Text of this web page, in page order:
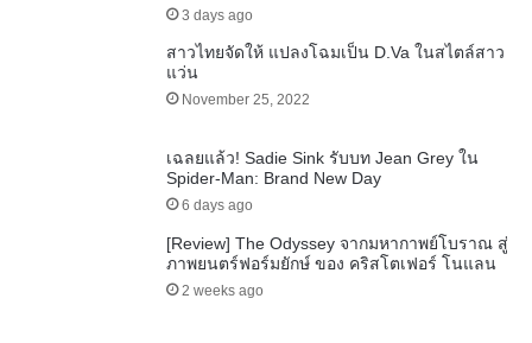
3 days ago
สาวไทยจัดให้ แปลงโฉมเป็น D.Va ในสไตล์สาว
แว่น
November 25, 2022
เฉลยแล้ว! Sadie Sink รับบท Jean Grey ใน
Spider-Man: Brand New Day
6 days ago
[Review] The Odyssey จากมหากาพย์โบราณ สู่
ภาพยนตร์ฟอร์มยักษ์ ของ คริสโตเฟอร์ โนแลน
2 weeks ago